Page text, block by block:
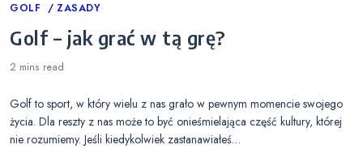
Categories
GOLF ZASADY
Golf – jak grać w tą grę?
2 mins read
Golf to sport, w który wielu z nas grało w pewnym momencie swojego
życia. Dla reszty z nas może to być onieśmielająca część kultury, której
nie rozumiemy. Jeśli kiedykolwiek zastanawiałeś…